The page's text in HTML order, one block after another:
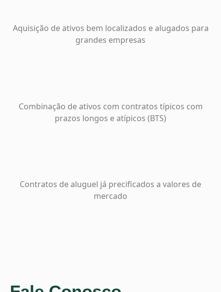
Aquisição de ativos bem localizados e alugados para
grandes empresas
Combinação de ativos com contratos típicos com
prazos longos e atípicos (BTS)
Contratos de aluguel já precificados a valores de
mercado